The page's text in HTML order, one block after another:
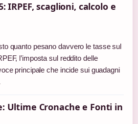
IRPEF, scaglioni, calcolo e
quanto pesano davvero le tasse sul
l’imposta sul reddito delle
principale che incide sui guadagni
Ultime Cronache e Fonti in